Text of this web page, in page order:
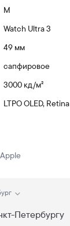
M
Watch Ultra 3
49 мм
сапфировое
3000 кд/ м²
LTPO OLED, Retina
Apple
Петербургу